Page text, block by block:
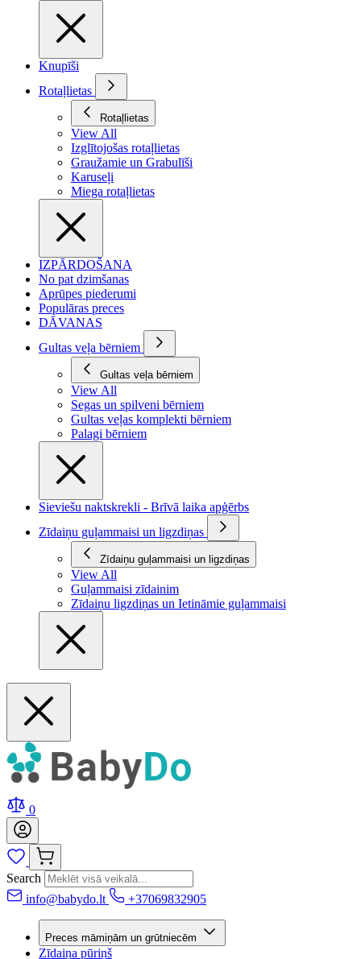
Knupīši
Rotaļlietas
Rotaļlietas
View All
Izglītojošas rotaļlietas
Graužamie un Grabulīši
Karuseļi
Miega rotaļlietas
IZPĀRDOŠANA
No pat dzimšanas
Aprūpes piederumi
Populāras preces
DĀVANAS
Gultas veļa bērniem
Gultas veļa bērniem
View All
Segas un spilveni bērniem
Gultas veļas komplekti bērniem
Palagi bērniem
Sieviešu naktskrekli - Brīvā laika apģērbs
Zīdaiņu guļammaisi un ligzdiņas
Zīdaiņu guļammaisi un ligzdiņas
View All
Guļammaisi zīdainim
Zīdaiņu ligzdiņas un Ietināmie guļammaisi
0
Search
info@babydo.lt
+37069832905
Preces māmiņām un grūtniecēm
Zīdaiņa pūriņš